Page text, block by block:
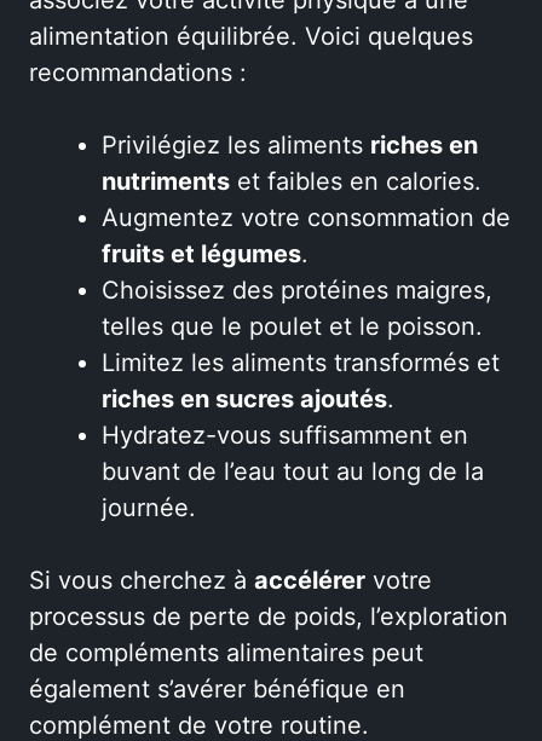
alimentation équilibrée. Voici quelques
recommandations :
Privilégiez les aliments riches en
nutriments et faibles en calories.
Augmentez votre consommation de
fruits et légumes.
Choisissez des protéines maigres,
telles que le poulet et le poisson.
Limitez les aliments transformés et
riches en sucres ajoutés.
Hydratez-vous suffisamment en
buvant de l’eau tout au long de la
journée.
Si vous cherchez à accélérer votre
processus de perte de poids, l’exploration
de compléments alimentaires peut
également s’avérer bénéfique en
complément de votre routine.